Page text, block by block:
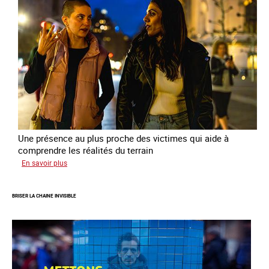
sortie
de
la
prostitution
Une présence au plus proche des victimes qui aide à
comprendre les réalités du terrain
En savoir plus
fondamentaux
l’aller-
vers
dans
BRISER LA CHAINE INVISIBLE